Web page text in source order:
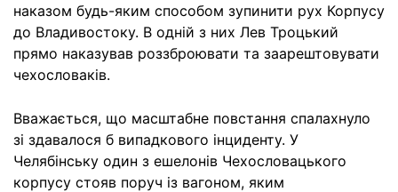
наказом будь-яким способом зупинити рух Корпусу
до Владивостоку. В одній з них Лев Троцький
прямо наказував роззброювати та заарештовувати
чехословаків.
Вважається, що масштабне повстання спалахнуло
зі здавалося б випадкового інциденту. У
Челябінську один з ешелонів Чехословацького
корпусу стояв поруч із вагоном, яким